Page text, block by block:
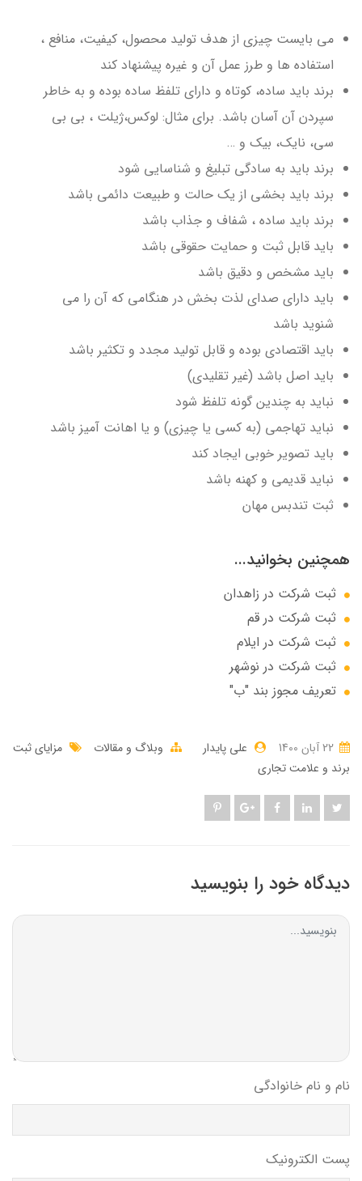
می بایست چیزی از هدف تولید محصول، کیفیت، منافع ،
استفاده ها و طرز عمل آن و غیره پیشنهاد کند
برند باید ساده، کوتاه و دارای تلفظ ساده بوده و به خاطر
سپردن آن آسان باشد. برای مثال: لوکس،ژیلت ، بی بی
سی، نایک، بیک و …
برند باید به سادگی تبلیغ و شناسایی شود
برند باید بخشی از یک حالت و طبیعت دائمی باشد
برند باید ساده ، شفاف و جذاب باشد
باید قابل ثبت و حمایت حقوقی باشد
باید مشخص و دقیق باشد
باید دارای صدای لذت بخش در هنگامی که آن را می
شنوید باشد
باید اقتصادی بوده و قابل تولید مجدد و تکثیر باشد
باید اصل باشد (غیر تقلیدی)
نباید به چندین گونه تلفظ شود
نباید تهاجمی (به کسی یا چیزی) و یا اهانت آمیز باشد
باید تصویر خوبی ایجاد کند
نباید قدیمی و کهنه باشد
ثبت تندبس مهان
همچنین بخوانید...
ثبت شرکت در زاهدان
ثبت شرکت در قم
ثبت شرکت در ایلام
ثبت شرکت در نوشهر
تعریف مجوز بند "ب"
علی پایدار وبلاگ و مقالات
مزایای ثبت
برند و علامت تجاری
دیدگاه خود را بنویسید
نام و نام خانوادگی
پست الکترونیک